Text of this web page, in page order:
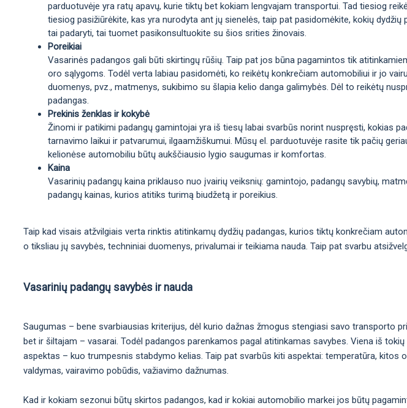
parduotuvėje yra ratų apavų, kurie tiktų bet kokiam lengvajam transportui. Tad tiesiog
tiesiog pasižiūrėkite, kas yra nurodyta ant jų sienelės, taip pat pasidomėkite, kokių
tai padaryti, tai tuomet pasikonsultuokite su šios srities žinovais.
Poreikiai
Vasarinės padangos gali būti skirtingų rūšių. Taip pat jos būna pagamintos tik
oro sąlygoms. Todėl verta labiau pasidomėti, ko reikėtų konkrečiam automobiliui ir jo
duomenys, pvz., matmenys, sukibimo su šlapia kelio danga galimybės. Dėl to reikėtų
padangas.
Prekinis ženklas ir kokybė
Žinomi ir patikimi padangų gamintojai yra iš tiesų labai svarbūs norint nuspręsti, kokias
tarnavimo laikui ir patvarumui, ilgaamžiškumui. Mūsų el. parduotuvėje rasite tik pačių
kelionėse automobiliu būtų aukščiausio lygio saugumas ir komfortas.
Kaina
Vasarinių padangų kaina priklauso nuo įvairių veiksnių: gamintojo, padangų savybių,
padangų kainas, kurios atitiks turimą biudžetą ir poreikius.
Taip kad visais atžvilgiais verta rinktis atitinkamų dydžių padangas, kurios tiktų konkrečiam
o tiksliau jų savybės, techniniai duomenys, privalumai ir teikiama nauda. Taip pat svarbu
Vasarinių padangų savybės ir nauda
Saugumas – bene svarbiausias kriterijus, dėl kurio dažnas žmogus stengiasi savo transporto
bet ir šiltajam – vasarai. Todėl padangos parenkamos pagal atitinkamas savybes. Viena iš
aspektas – kuo trumpesnis stabdymo kelias. Taip pat svarbūs kiti aspektai: temperatūra,
valdymas, vairavimo pobūdis, važiavimo dažnumas.
Kad ir kokiam sezonui būtų skirtos padangos, kad ir kokiai automobilio markei jos būtų